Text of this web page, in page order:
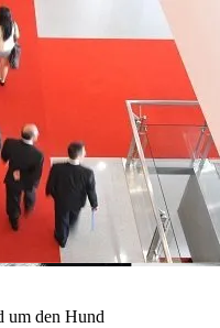
um den Hund